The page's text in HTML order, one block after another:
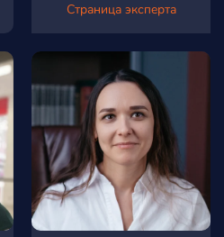
Страница эксперта